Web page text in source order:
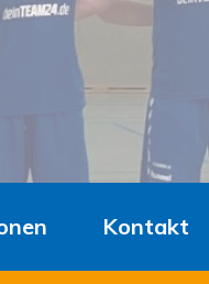
Kontakt